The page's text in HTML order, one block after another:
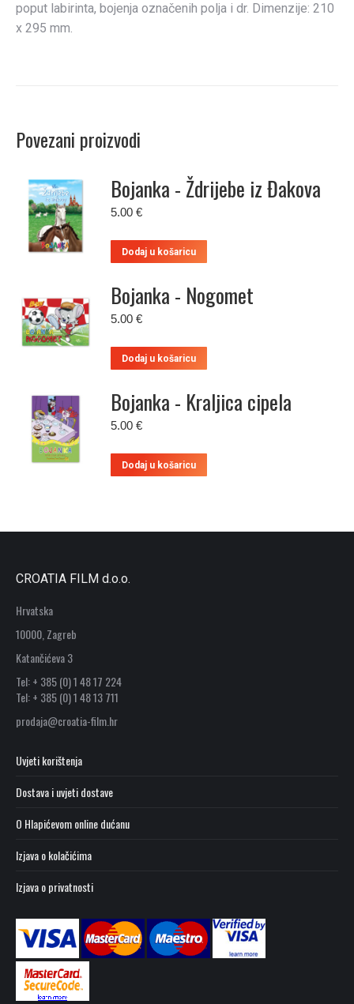
poput labirinta, bojenja označenih polja i dr. Dimenzije: 210
x 295 mm.
Povezani proizvodi
Bojanka - Ždrijebe iz Đakova
5.00 €
Dodaj u košaricu
Bojanka - Nogomet
5.00 €
Dodaj u košaricu
Bojanka - Kraljica cipela
5.00 €
Dodaj u košaricu
CROATIA FILM d.o.o.
Hrvatska
10000, Zagreb
Katančićeva 3
Tel: + 385 (0) 1 48 17 224
Tel: + 385 (0) 1 48 13 711
prodaja@croatia-film.hr
Uvjeti korištenja
Dostava i uvjeti dostave
O Hlapićevom online dućanu
Izjava o kolačićima
Izjava o privatnosti